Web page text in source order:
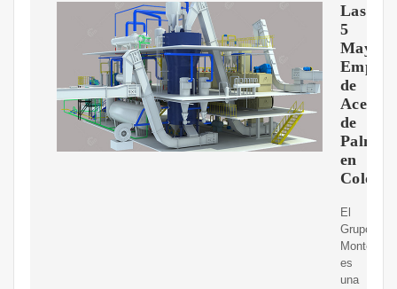
Las
5
de
Aceite
de
Palma
en
El
Grupo
Monterrey
es
una